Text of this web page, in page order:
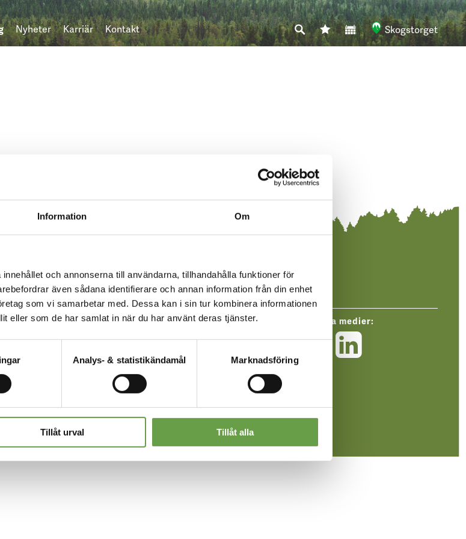
Information Om
och annonserna till användarna, tillhandahålla funktioner för
även sådana identifierare och annan information från din enhet
som vi samarbetar med. Dessa kan i sin tur kombinera informationen
eller som de har samlat in när du har använt deras tjänster.
Analys- & statistikändamål Marknadsföring
Tillåt urval Tillåt alla
Nyheter Karriär Kontakt Skogstorget
E-post:
010-482 80 00
Följ oss i sociala medier:
Mellanskog
på
Facebook
på